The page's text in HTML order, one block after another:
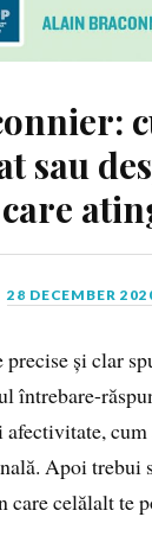
sau
28 DECEMBER
și clar
întrebare-
afectivitate,
Apoi trebui
celălalt te